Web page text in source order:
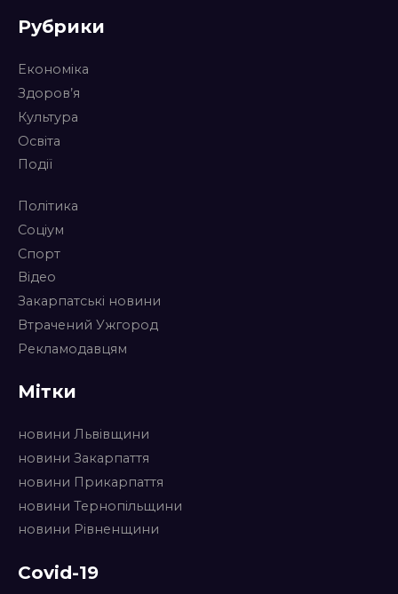
Рубрики
Економіка
Здоров’я
Культура
Освіта
Події
Політика
Соціум
Спорт
Відео
Закарпатські новини
Втрачений Ужгород
Рекламодавцям
Мітки
новини Львівщини
новини Закарпаття
новини Прикарпаття
новини Тернопільщини
новини Рівненщини
Covid-19